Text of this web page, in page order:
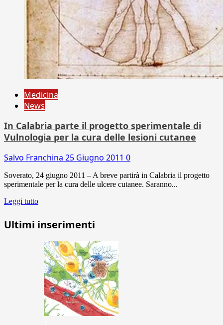
Medicina
News
In Calabria parte il progetto sperimentale di
Vulnologia per la cura delle lesioni cutanee
Salvo Franchina 25 Giugno 2011 0
Soverato, 24 giugno 2011 – A breve partirà in Calabria il progetto
sperimentale per la cura delle ulcere cutanee. Saranno...
Leggi tutto
Ultimi inserimenti